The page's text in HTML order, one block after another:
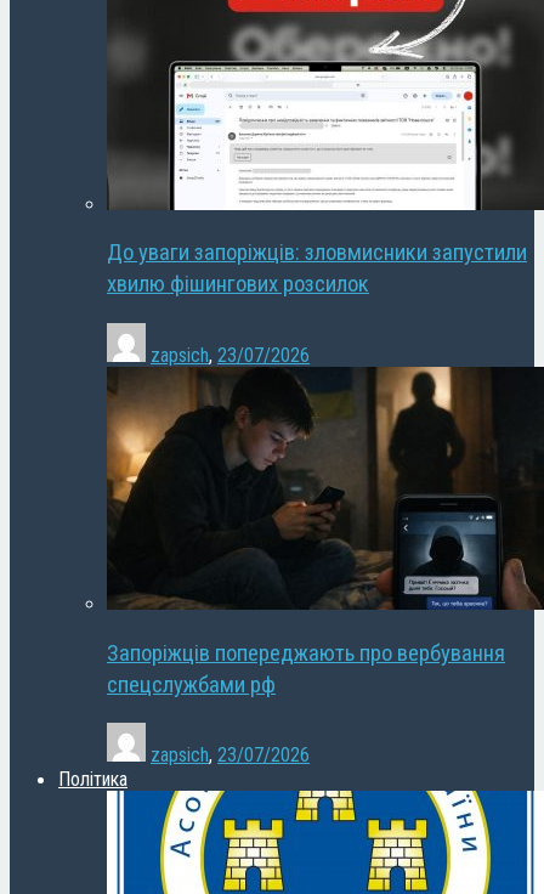
До уваги запоріжців: зловмисники запустили
хвилю фішингових розсилок
zapsich, 23/07/2026
Запоріжців попереджають про вербування
спецслужбами рф
zapsich, 23/07/2026
Політика